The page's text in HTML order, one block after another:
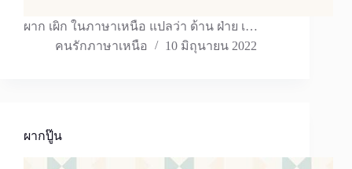
ผาก เผิก ในภาษาเหนือ แปลว่า ด้าน ฝ่าย เ…
คนรักภาษาเหนือ
10 มิถุนายน 2022
ผากปู๊น